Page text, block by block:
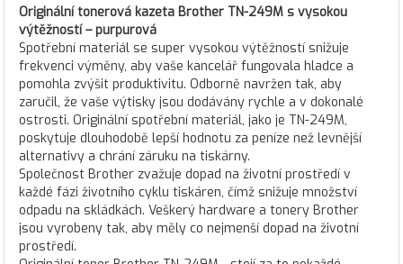
Originální tonerová kazeta Brother TN-249M s vysokou
výtěžností – purpurová
Spotřební materiál se super vysokou výtěžností snižuje
frekvenci výměny, aby vaše kancelář fungovala hladce a
pomohla zvýšit produktivitu. Odborně navržen tak, aby
zaručil, že vaše výtisky jsou dodávány rychle a v dokonalé
ostrosti. Originální spotřební materiál, jako je TN-249M,
poskytuje dlouhodobě lepší hodnotu za peníze než levnější
alternativy a chrání záruku na tiskárny.
Společnost Brother zvažuje dopad na životní prostředí v
každé fázi životního cyklu tiskáren, čímž snižuje množství
odpadu na skládkách. Veškerý hardware a tonery Brother
jsou vyrobeny tak, aby měly co nejmenší dopad na životní
prostředí.